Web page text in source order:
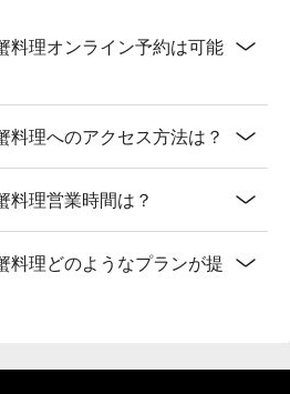
料理オンライン予約は可能
料理へのアクセス方法は？
料理営業時間は？
料理どのようなプランが提